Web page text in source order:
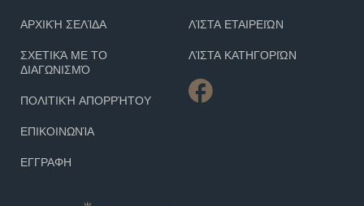
ΑΡΧΙΚΉ ΣΕΛΊΔΑ
ΣΧΕΤΙΚΆ ΜΕ ΤΟ
ΔΙΑΓΩΝΙΣΜΌ
ΠΟΛΙΤΙΚΉ ΑΠΟΡΡΉΤΟΥ
ΕΠΙΚΟΙΝΩΝΊΑ
ΕΓΓΡΑΦΗ
ΛΊΣΤΑ ΕΤΑΙΡΕΙΏΝ
ΛΊΣΤΑ ΚΑΤΗΓΟΡΙΏΝ